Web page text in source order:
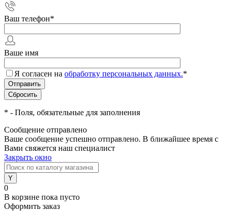
Ваш телефон*
Ваше имя
Я согласен на обработку персональных данных.*
* - Поля, обязательные для заполнения
Сообщение отправлено
Ваше сообщение успешно отправлено. В ближайшее время с
Вами свяжется наш специалист
Закрыть окно
0
В корзине пока пусто
Оформить заказ